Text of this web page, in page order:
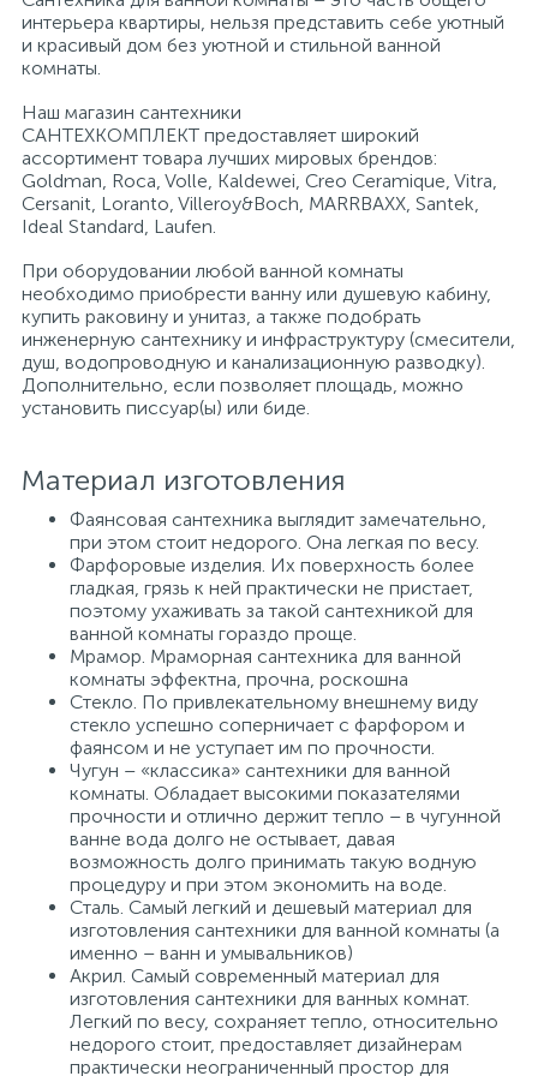
интерьера квартиры, нельзя представить себе уютный
и красивый дом без уютной и стильной ванной
комнаты.
Наш магазин сантехники
САНТЕХКОМПЛЕКТ предоставляет широкий
ассортимент товара лучших мировых брендов:
Goldman, Roca, Volle, Kaldewei, Creo Ceramique, Vitra,
Cersanit, Loranto, Villeroy&Boch, MARRBAXX, Santek,
Ideal Standard, Laufen.
При оборудовании любой ванной комнаты
необходимо приобрести ванну или душевую кабину,
купить раковину и унитаз, а также подобрать
инженерную сантехнику и инфраструктуру (смесители,
душ, водопроводную и канализационную разводку).
Дополнительно, если позволяет площадь, можно
установить писсуар(ы) или биде.
Материал изготовления
Фаянсовая сантехника выглядит замечательно,
при этом стоит недорого. Она легкая по весу.
Фарфоровые изделия. Их поверхность более
гладкая, грязь к ней практически не пристает,
поэтому ухаживать за такой сантехникой для
ванной комнаты гораздо проще.
Мрамор. Мраморная сантехника для ванной
комнаты эффектна, прочна, роскошна
Стекло. По привлекательному внешнему виду
стекло успешно соперничает с фарфором и
фаянсом и не уступает им по прочности.
Чугун – «классика» сантехники для ванной
комнаты. Обладает высокими показателями
прочности и отлично держит тепло – в чугунной
ванне вода долго не остывает, давая
возможность долго принимать такую водную
процедуру и при этом экономить на воде.
Сталь. Самый легкий и дешевый материал для
изготовления сантехники для ванной комнаты (а
именно – ванн и умывальников)
Акрил. Самый современный материал для
изготовления сантехники для ванных комнат.
Легкий по весу, сохраняет тепло, относительно
недорого стоит, предоставляет дизайнерам
практически неограниченный простор для
Полотенцесушители
Душевые трапы
Сифоны и выпуски
Аксессуары для ванной
Системы контроля протечки воды